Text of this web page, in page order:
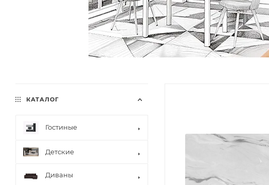
КАТАЛОГ
Гостиные
Детские
Диваны